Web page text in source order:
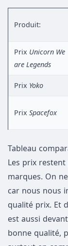
Produit:
Prix Unicorn We
are Legends
Prix Yoko
Prix Spacefox
Tableau
Les prix
marques. On
car nous nous
qualité prix. Et
est aussi
bonne qualité,